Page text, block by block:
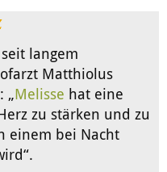
langem
Matthiolus
„Melisse hat eine
zu stärken und zu
einem bei Nacht